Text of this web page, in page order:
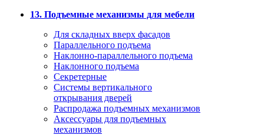
13. Подъемные механизмы для мебели
Для складных вверх фасадов
Параллельного подъема
Наклонно-параллельного подъема
Наклонного подъема
Секретерные
Системы вертикального
открывания дверей
Распродажа подъемных механизмов
Аксессуары для подъемных
механизмов